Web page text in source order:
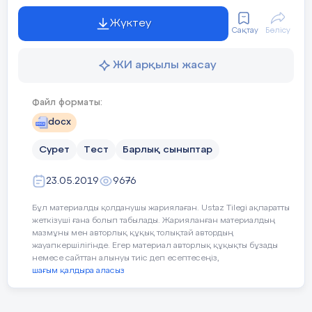
Жүктеу
Сақтау Бөлісу
ЖИ арқылы жасау
Файл форматы:
docx
Сурет Тест Барлық сыныптар
23.05.2019 9676
Бұл материалды қолданушы жариялаған. Ustaz Tilegi ақпаратты
жеткізуші ғана болып табылады. Жарияланған материалдың
мазмұны мен авторлық құқық толықтай автордың
жауапкершілігінде. Егер материал авторлық құқықты бұзады
немесе сайттан алынуы тиіс деп есептесеңіз,
шағым қалдыра аласыз